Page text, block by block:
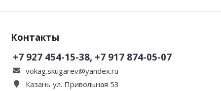
Контакты
+7 927 454-15-38, +7 917 874-05-07
vokag.skugarev@yandex.ru
Казань ул. Привольная 53